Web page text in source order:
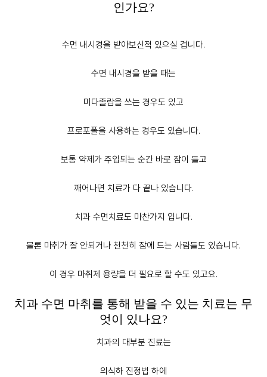
인가요?
수면 내시경을 받아보신적 있으실 겁니다.
수면 내시경을 받을 때는
미다졸람을 쓰는 경우도 있고
프로포폴을 사용하는 경우도 있습니다.
보통 약제가 주입되는 순간 바로 잠이 들고
깨어나면 치료가 다 끝나 있습니다.
치과 수면치료도 마찬가지 입니다.
물론 마취가 잘 안되거나 천천히 잠에 드는 사람들도 있습니다.
이 경우 마취제 용량을 더 필요로 할 수도 있고요.
치과 수면 마취를 통해 받을 수 있는 치료는 무
엇이 있나요?
치과의 대부분 진료는
의식하 진정법 하에